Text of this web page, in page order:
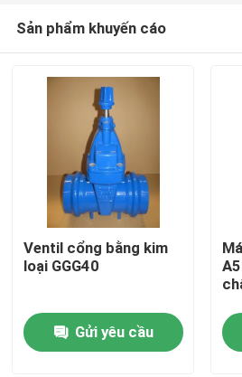
Nhà
Sản phẩm khuyến cáo
Ventil cổng bằng kim
loại GGG40
Gửi yêu cầu